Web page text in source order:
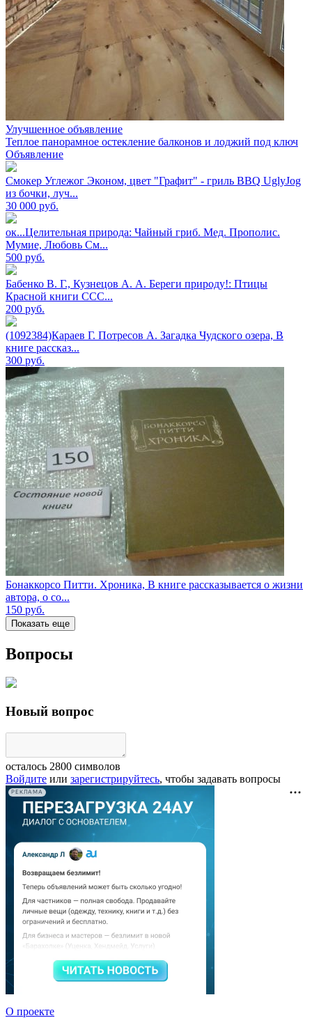
Улучшенное объявление
Теплое панорамное остекление балконов и лоджий под ключ
Объявление
Смокер Углежог Эконом, цвет "Графит" - гриль BBQ UglyJog
из бочки, луч...
30 000 руб.
ок...Целительная природа: Чайный гриб. Мед. Прополис.
Мумие, Любовь См...
500 руб.
Бабенко В. Г., Кузнецов А. А. Береги природу!: Птицы
Красной книги ССС...
200 руб.
(1092384)Караев Г. Потресов А. Загадка Чудского озера, В
книге рассказ...
300 руб.
Бонаккорсо Питти. Хроника, В книге рассказывается о жизни
автора, о со...
150 руб.
Показать еще
Вопросы
Новый вопрос
осталось 2800 символов
Войдите или зарегистрируйтесь, чтобы задавать вопросы
РЕКЛАМА
О проекте